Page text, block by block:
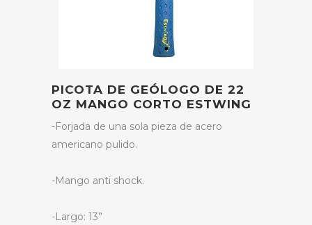
PICOTA DE GEÓLOGO DE 22
OZ MANGO CORTO ESTWING
-Forjada de una sola pieza de acero
americano pulido.
-Mango anti shock.
-Largo: 13”